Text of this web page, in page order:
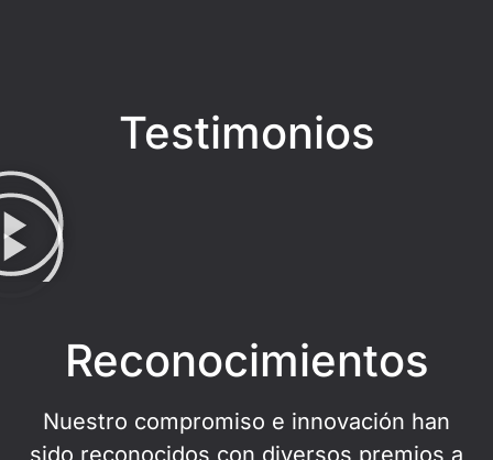
Testimonios
Reconocimientos
Nuestro compromiso e innovación han
sido reconocidos con diversos premios a